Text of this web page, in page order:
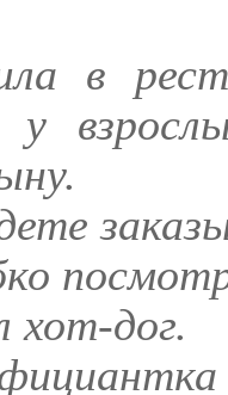
в
у
хот-дог.